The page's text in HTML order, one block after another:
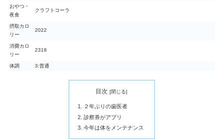
おやつ・
夜食
クラフトコーラ
摂取カロ
リー
2022
消費カロ
リー
2318
体調 3:普通
目次
２年ぶりの歯医者
診察券がアプリ
今年は体をメンテナンス